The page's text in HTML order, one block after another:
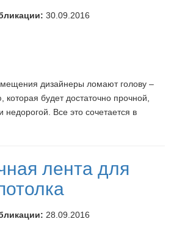
дизайнеры ломают голову –
которая будет достаточно прочной,
недорогой. Все это сочетается в
30.09.2016
лента для
28.09.2016